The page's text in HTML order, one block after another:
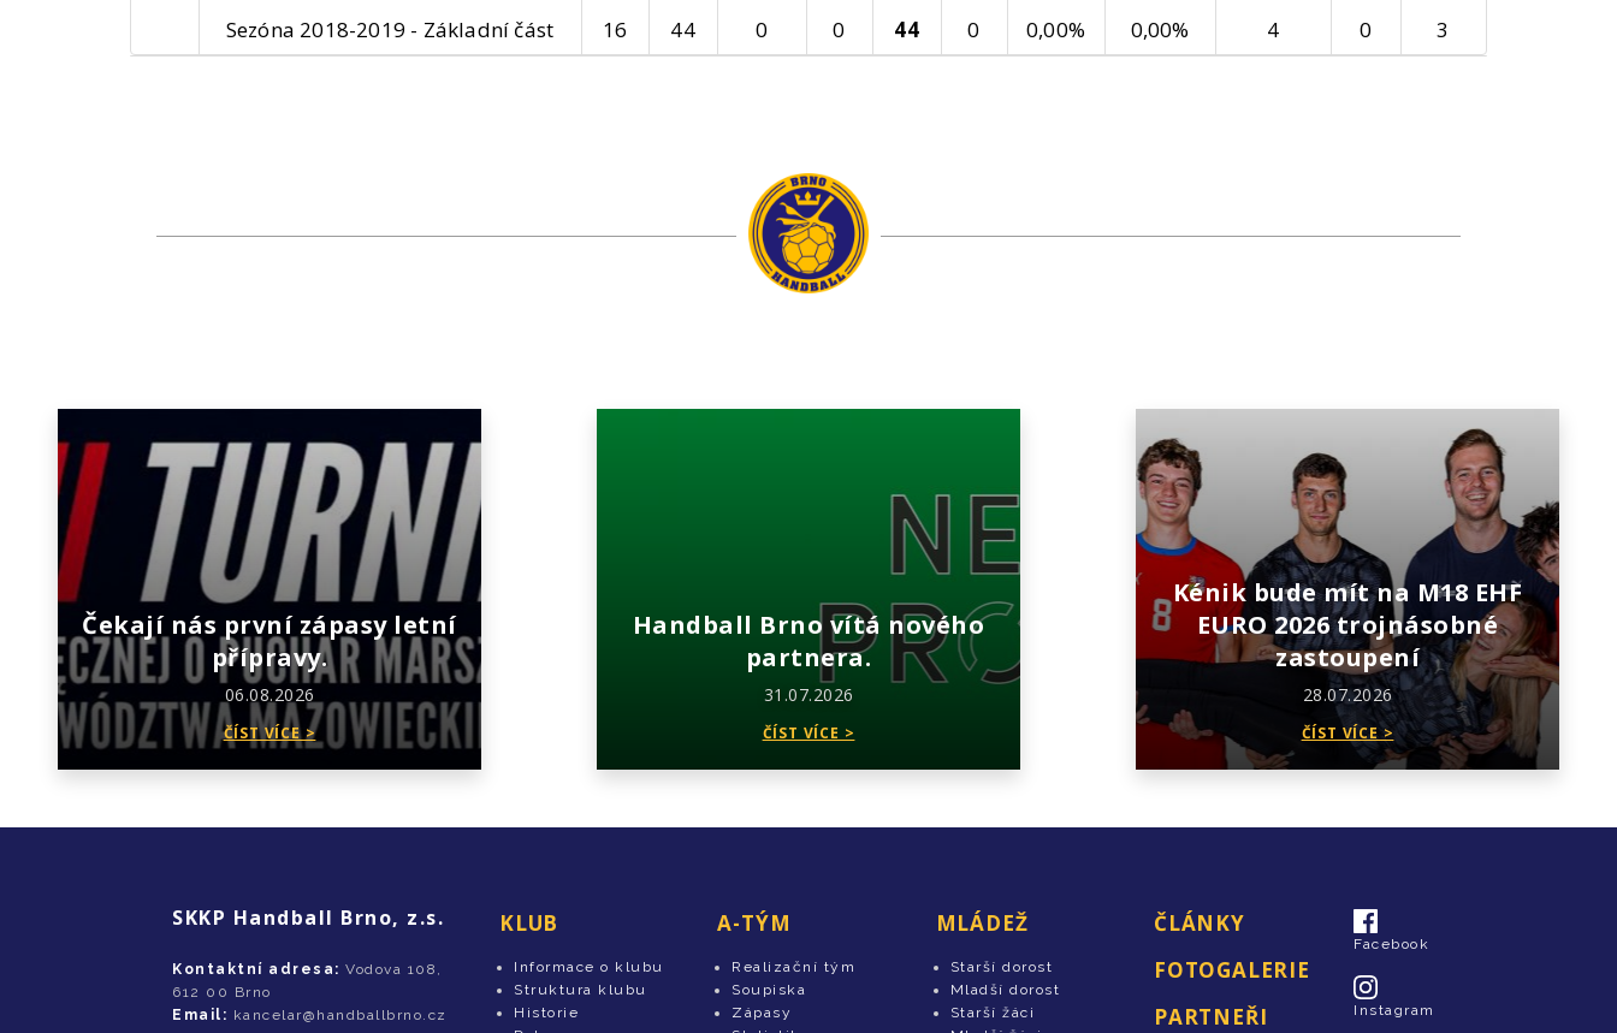
Sezóna 2018-2019 - Základní část
16 44 0 0 44 0 0,00% 0,00% 4 0 3
Čekají nás první zápasy letní
přípravy.
06.08.2026
ČÍST VÍCE >
Handball Brno vítá nového
partnera.
31.07.2026
ČÍST VÍCE >
Kénik bude mít na M18 EHF
EURO 2026 trojnásobné
zastoupení
28.07.2026
ČÍST VÍCE >
SKKP Handball Brno, z.s.
Kontaktní adresa: Vodova 108,
612 00 Brno
Email: kancelar@handballbrno.cz
KLUB
Informace o klubu
Struktura klubu
Historie
A-TÝM
Realizační tým
Soupiska
Zápasy
MLÁDEŽ
Starší dorost
Mladší dorost
Starší žáci
ČLÁNKY
FOTOGALERIE
PARTNEŘI
Facebook
Instagram